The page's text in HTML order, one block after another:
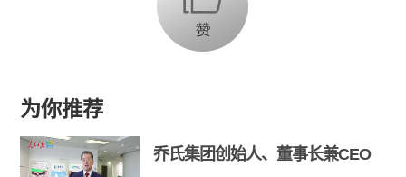
为你推荐
乔氏集团创始人、董事长兼CEO